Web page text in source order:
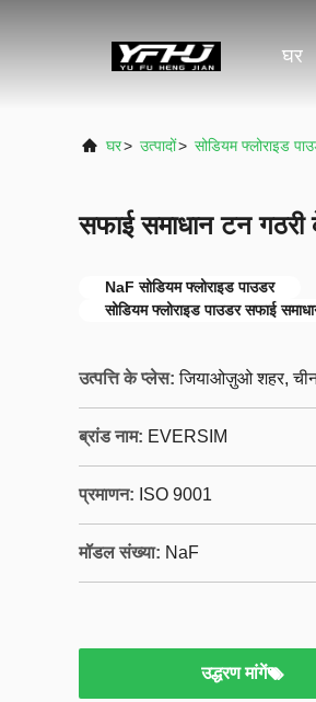
घर
घर> उत्पादों> सोडियम फ्लोराइड
सफाई समाधान टन
NaF सोडियम फ्लोराइड पाउडर
सोडियम फ्लोराइड पाउडर सफाई
उत्पत्ति के प्लेस: जियाओज़ुओ शहर,
ब्रांड नाम: EVERSIM
प्रमाणन: ISO 9001
मॉडल संख्या: NaF
उद्धरण मांगें